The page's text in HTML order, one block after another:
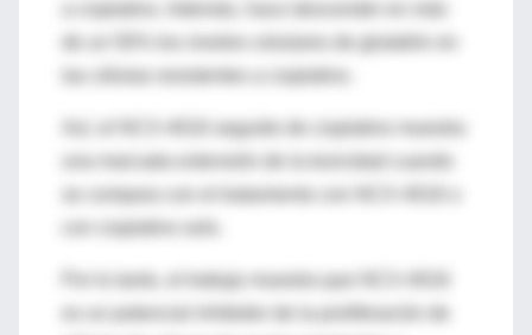
Así, el NCX-4016 seguido de cisplatino muestra